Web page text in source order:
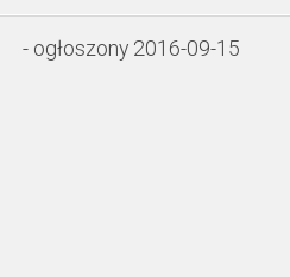
- ogłoszony 2016-09-15